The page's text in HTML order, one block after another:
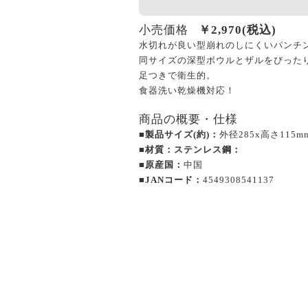
小売価格 ￥ 2,970(税込)
水切れが良い型崩れのしにくいパンチ
同サイズの深型ボウルとザルをぴった
足つきで衛生的。
食器洗い乾燥機対応！
商品の概要・仕様
■製品サイズ(約)： 外径285x高さ
■材質：ステンレス鋼：
■原産国： 中国
■JANコード： 4549308541137